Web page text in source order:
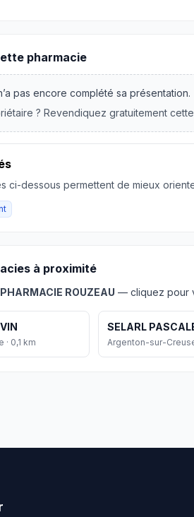
pharmacie
pas encore complété sa présentation.
? Revendiquez gratuitement
ci-dessous permettent de mieux
à proximité
PHARMACIE ROUZEAU — cliquez pour
0,1 km
SELARL
Argenton-sur-